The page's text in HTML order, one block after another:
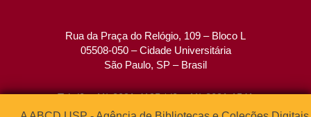
Rua da Praça do Relógio, 109 – Bloco L
05508-050 – Cidade Universitária
São Paulo, SP – Brasil
Tel: (0xx11) 3091-4195 / (0xx11) 3091-1541
Fax: (0xx11) 3091-1567